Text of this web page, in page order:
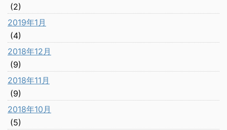
(2)
2019年1月
(4)
2018年12月
(9)
2018年11月
(9)
2018年10月
(5)